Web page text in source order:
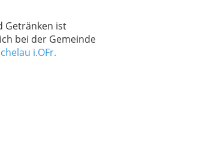
Getränken ist
bei der Gemeinde
i.OFr.